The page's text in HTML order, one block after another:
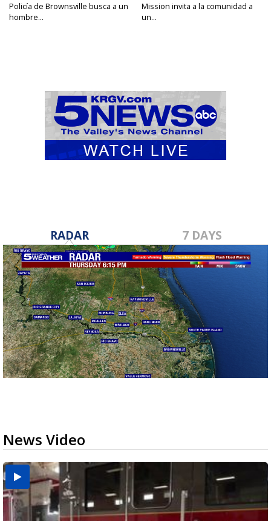
Policía de Brownsville busca a un
hombre...
Mission invita a la comunidad a
un...
RADAR 7 DAYS
News Video